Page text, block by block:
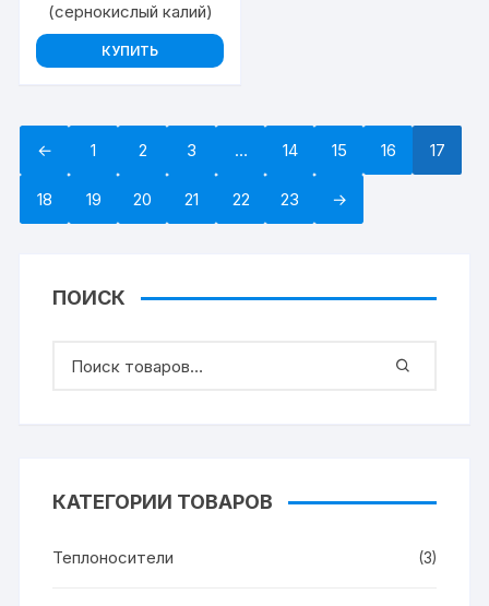
(сернокислый калий)
КУПИТЬ
← 1 2 3 … 14 15 16 17
18 19 20 21 22 23 →
ПОИСК
КАТЕГОРИИ ТОВАРОВ
Теплоносители (3)